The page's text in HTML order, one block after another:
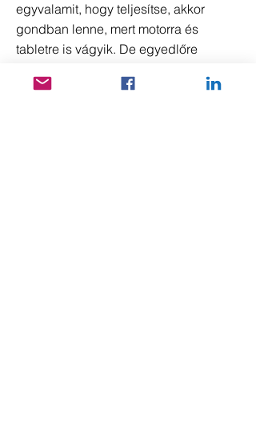
egyvalamit, hogy teljesítse, akkor
gondban lenne, mert motorra és
tabletre is vágyik. De egyedlőre
boldog lesz, mondja. Édesanyja